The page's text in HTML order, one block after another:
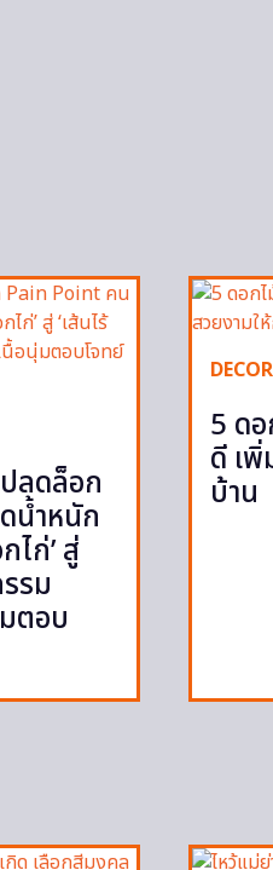
ลดล็อก
น้ำหนัก
ไก่’ สู่
รม
ตอบ
DECOR
5 ด
ดี เ
บ้าน